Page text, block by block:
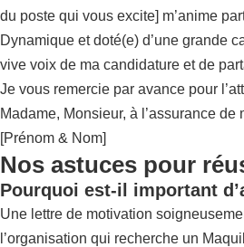
du poste qui vous excite] m’anime
Dynamique et doté(e) d’une grande
vive voix de ma candidature et de
Je vous remercie par avance pour
Madame, Monsieur, à l’assurance
[Prénom & Nom]
Nos astuces pour
Pourquoi est-il important
Une lettre de motivation
l’organisation qui recherche un